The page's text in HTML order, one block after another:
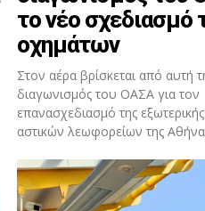
το νέο σχεδιασμό
οχημάτων
Στον αέρα βρίσκεται από αυτή
διαγωνισμός του ΟΑΣΑ για τον
επανασχεδιασμό της
αστικών λεωφορείων της